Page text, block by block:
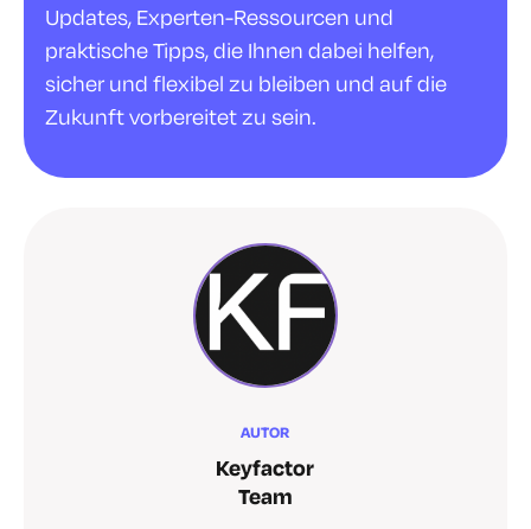
Updates, Experten-Ressourcen und
praktische Tipps, die Ihnen dabei helfen,
sicher und flexibel zu bleiben und auf die
Zukunft vorbereitet zu sein.
AUTOR
Keyfactor
Team